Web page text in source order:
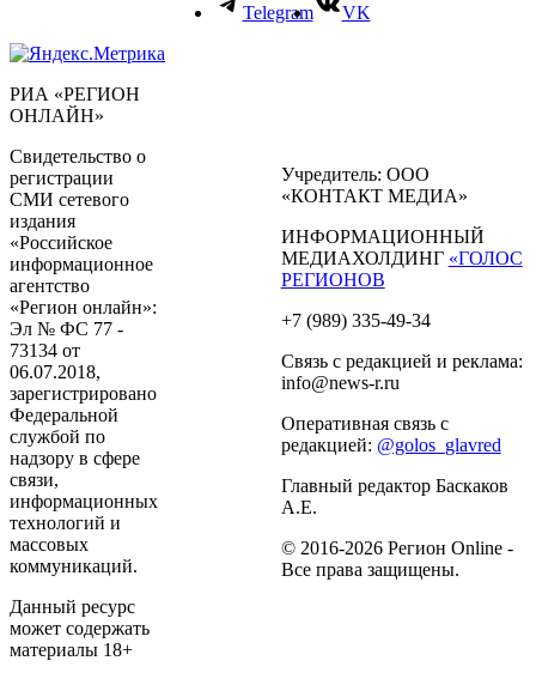
Telegram VK
РИА «РЕГИОН
ОНЛАЙН»
Свидетельство о
регистрации
СМИ сетевого
издания
«Российское
информационное
агентство
«Регион онлайн»:
Эл № ФС 77 -
73134 от
06.07.2018,
зарегистрировано
Федеральной
службой по
надзору в сфере
связи,
информационных
технологий и
массовых
коммуникаций.
Данный ресурс
может содержать
материалы 18+
Учредитель: ООО
«КОНТАКТ МЕДИА»
ИНФОРМАЦИОННЫЙ
МЕДИАХОЛДИНГ «ГОЛОС
РЕГИОНОВ
+7 (989) 335-49-34
Связь с редакцией и реклама:
info@news-r.ru
Оперативная связь с
редакцией: @golos_glavred
Главный редактор Баскаков
А.Е.
© 2016-2026 Регион Online -
Все права защищены.